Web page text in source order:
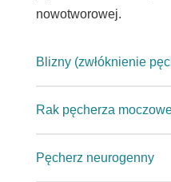
nowotworowej.
Blizny (zwłóknienie
Rak pęcherza
Pęcherz neurogenny